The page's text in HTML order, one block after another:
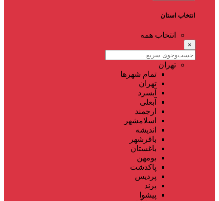
انتخاب استان
انتخاب همه
×
تهران
تمام شهر‌ها
تهران
آبسرد
آبعلی
ارجمند
اسلامشهر
اندیشه
باقرشهر
باغستان
بومهن
پاکدشت
پردیس
پرند
پیشوا